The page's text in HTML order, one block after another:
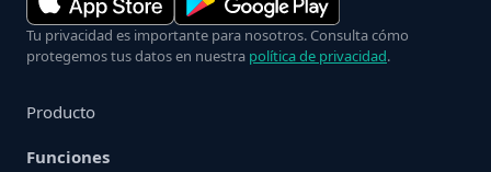
Tu privacidad es importante para nosotros. Consulta cómo
protegemos tus datos en nuestra política de privacidad.
Producto
Funciones